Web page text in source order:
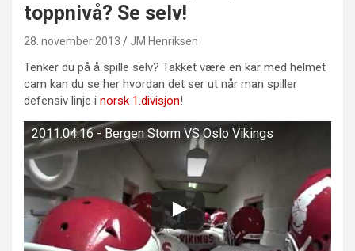
toppnivå? Se selv!
28. november 2013 JM Henriksen
Tenker du på å spille selv? Takket være en kar med helmet
cam kan du se her hvordan det ser ut når man spiller
defensiv linje i norsk 1.divisjon!
2011.04.16 - Bergen Storm VS Oslo Vikings